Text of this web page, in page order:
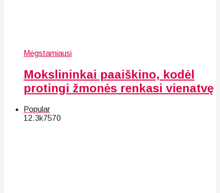
Mėgstamiausi
Mokslininkai paaiškino, kodėl
protingi žmonės renkasi vienatvę
Popular
12.3k7570